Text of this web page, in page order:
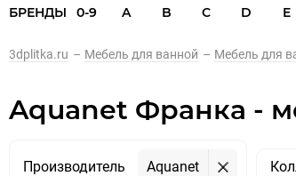
БРЕНДЫ 0-9 A B C D E
3dplitka.ru – Мебель для ванной – Мебель для
Aquanet Франка -
Производитель Aquanet